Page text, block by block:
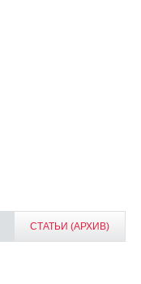
СТАТЬИ (АРХИВ)